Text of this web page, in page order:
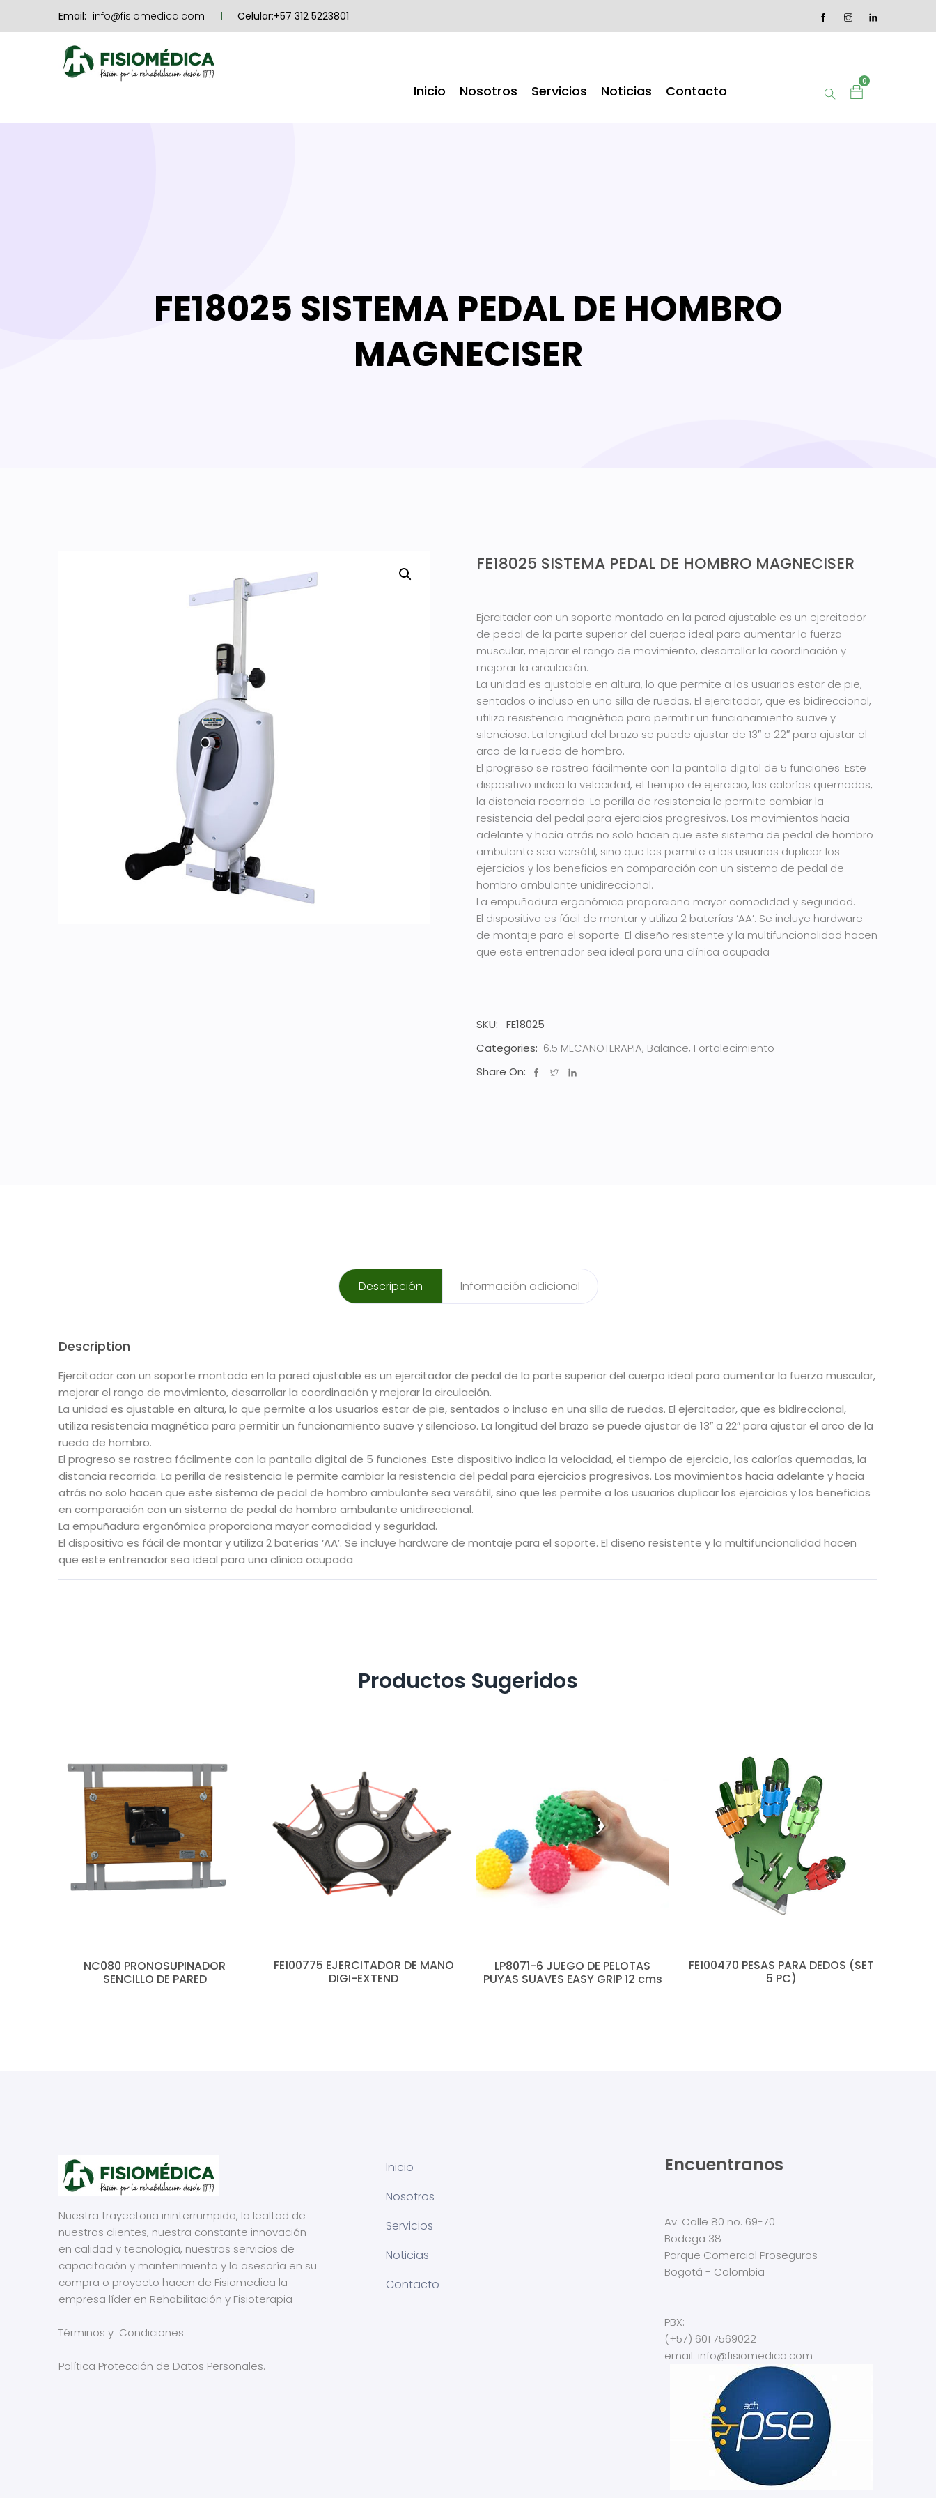
Email: info@fisiomedica.com Celular:+57 312 5223801
Inicio Nosotros Servicios Noticias Contacto
0
FE18025 SISTEMA PEDAL DE HOMBRO
MAGNECISER
FE18025 SISTEMA PEDAL DE HOMBRO MAGNECISER
Ejercitador con un soporte montado en la pared ajustable es un ejercitador
de pedal de la parte superior del cuerpo ideal para aumentar la fuerza
muscular, mejorar el rango de movimiento, desarrollar la coordinación y
mejorar la circulación.
La unidad es ajustable en altura, lo que permite a los usuarios estar de pie,
sentados o incluso en una silla de ruedas. El ejercitador, que es bidireccional,
utiliza resistencia magnética para permitir un funcionamiento suave y
silencioso. La longitud del brazo se puede ajustar de 13″ a 22″ para ajustar el
arco de la rueda de hombro.
El progreso se rastrea fácilmente con la pantalla digital de 5 funciones. Este
dispositivo indica la velocidad, el tiempo de ejercicio, las calorías quemadas,
la distancia recorrida. La perilla de resistencia le permite cambiar la
resistencia del pedal para ejercicios progresivos. Los movimientos hacia
adelante y hacia atrás no solo hacen que este sistema de pedal de hombro
ambulante sea versátil, sino que les permite a los usuarios duplicar los
ejercicios y los beneficios en comparación con un sistema de pedal de
hombro ambulante unidireccional.
La empuñadura ergonómica proporciona mayor comodidad y seguridad.
El dispositivo es fácil de montar y utiliza 2 baterías ‘AA’. Se incluye hardware
de montaje para el soporte. El diseño resistente y la multifuncionalidad hacen
que este entrenador sea ideal para una clínica ocupada
SKU:
FE18025
Categories: 6.5 MECANOTERAPIA, Balance, Fortalecimiento
Share On:
Descripción Información adicional
Description
Ejercitador con un soporte montado en la pared ajustable es un ejercitador de pedal de la parte superior del cuerpo ideal para aumentar la fuerza muscular,
mejorar el rango de movimiento, desarrollar la coordinación y mejorar la circulación.
La unidad es ajustable en altura, lo que permite a los usuarios estar de pie, sentados o incluso en una silla de ruedas. El ejercitador, que es bidireccional,
utiliza resistencia magnética para permitir un funcionamiento suave y silencioso. La longitud del brazo se puede ajustar de 13″ a 22″ para ajustar el arco de la
rueda de hombro.
El progreso se rastrea fácilmente con la pantalla digital de 5 funciones. Este dispositivo indica la velocidad, el tiempo de ejercicio, las calorías quemadas, la
distancia recorrida. La perilla de resistencia le permite cambiar la resistencia del pedal para ejercicios progresivos. Los movimientos hacia adelante y hacia
atrás no solo hacen que este sistema de pedal de hombro ambulante sea versátil, sino que les permite a los usuarios duplicar los ejercicios y los beneficios
en comparación con un sistema de pedal de hombro ambulante unidireccional.
La empuñadura ergonómica proporciona mayor comodidad y seguridad.
El dispositivo es fácil de montar y utiliza 2 baterías ‘AA’. Se incluye hardware de montaje para el soporte. El diseño resistente y la multifuncionalidad hacen
que este entrenador sea ideal para una clínica ocupada
Productos Sugeridos
NC080 PRONOSUPINADOR
SENCILLO DE PARED
FE100775 EJERCITADOR DE MANO
DIGI-EXTEND
LP8071-6 JUEGO DE PELOTAS
PUYAS SUAVES EASY GRIP 12 cms
FE100470 PESAS PARA DEDOS (SET
5 PC)
Nuestra trayectoria ininterrumpida, la lealtad de
nuestros clientes, nuestra constante innovación
en calidad y tecnología, nuestros servicios de
capacitación y mantenimiento y la asesoría en su
compra o proyecto hacen de Fisiomedica la
empresa líder en Rehabilitación y Fisioterapia
Términos y Condiciones
Política Protección de Datos Personales.
Inicio
Nosotros
Servicios
Noticias
Contacto
Encuentranos
Av. Calle 80 no. 69-70
Bodega 38
Parque Comercial Proseguros
Bogotá - Colombia
PBX:
(+57) 601 7569022
email: info@fisiomedica.com